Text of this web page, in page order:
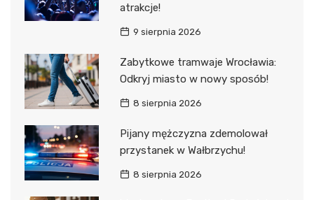
atrakcje!
9 sierpnia 2026
Zabytkowe tramwaje Wrocławia:
Odkryj miasto w nowy sposób!
8 sierpnia 2026
Pijany mężczyzna zdemolował
przystanek w Wałbrzychu!
8 sierpnia 2026